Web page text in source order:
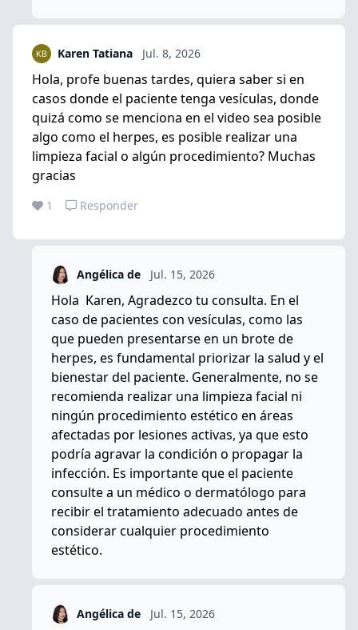
Karen Tatiana Jul. 8, 2026
Hola, profe buenas tardes, quiera saber si en
casos donde el paciente tenga vesículas, donde
quizá como se menciona en el video sea posible
algo como el herpes, es posible realizar una
limpieza facial o algún procedimiento? Muchas
gracias
1 Responder
Angélica de Jul. 15, 2026
Hola Karen, Agradezco tu consulta. En el
caso de pacientes con vesículas, como las
que pueden presentarse en un brote de
herpes, es fundamental priorizar la salud y el
bienestar del paciente. Generalmente, no se
recomienda realizar una limpieza facial ni
ningún procedimiento estético en áreas
afectadas por lesiones activas, ya que esto
podría agravar la condición o propagar la
infección. Es importante que el paciente
consulte a un médico o dermatólogo para
recibir el tratamiento adecuado antes de
considerar cualquier procedimiento
estético.
Angélica de Jul. 15, 2026